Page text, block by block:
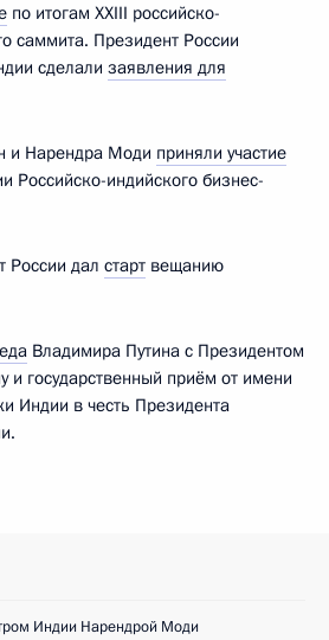
по итогам XXIII российско-
саммита. Президент России
сделали заявления для
и Нарендра Моди приняли участие
Российско-индийского бизнес-
России дал старт вещанию
Владимира Путина с Президентом
государственный приём от имени
Индии в честь Президента
Индии Нарендрой Моди